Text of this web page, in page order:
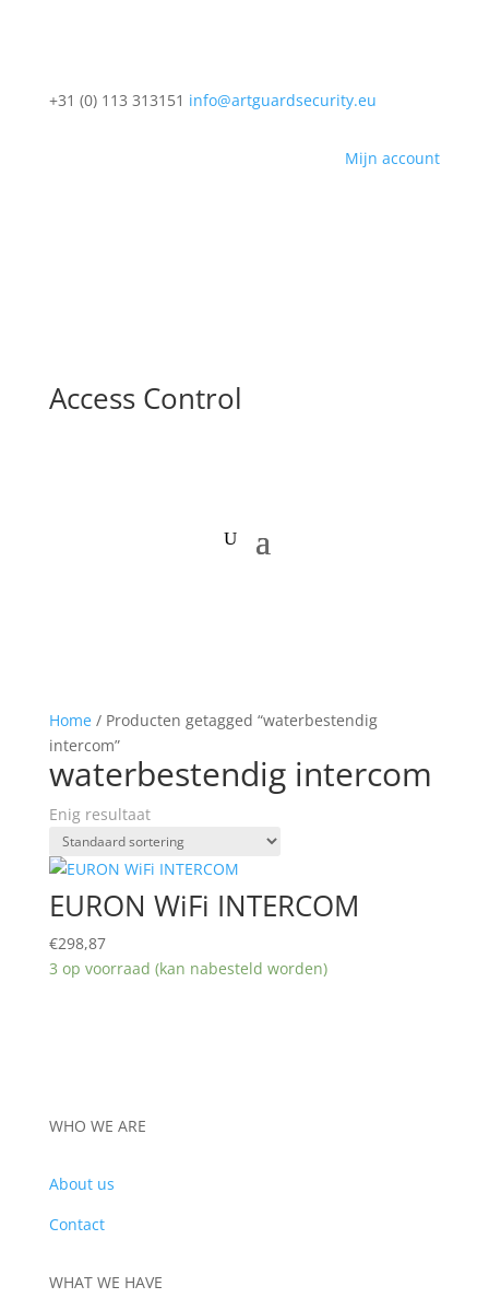
+31 (0) 113 313151 info@artguardsecurity.eu
Mijn account
Access Control
Home/ Producten getagged “waterbestendig
intercom”
waterbestendig intercom
Enig resultaat
EURON WiFi INTERCOM
€298,87
3 op voorraad (kan nabesteld worden)
WHO WE ARE
About us
Contact
WHAT WE HAVE